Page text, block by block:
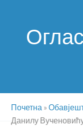
Почетна »
Данилу